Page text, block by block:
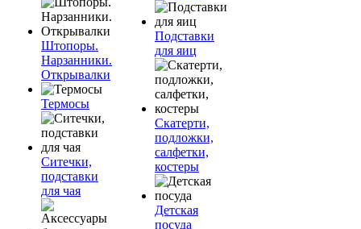
Штопоры.
Нарзанники.
Открывалки
Термосы
Ситечки,
подставки
для чая
Подставки
для яиц
Скатерти,
подложки,
салфетки,
костеры
Детская
посуда